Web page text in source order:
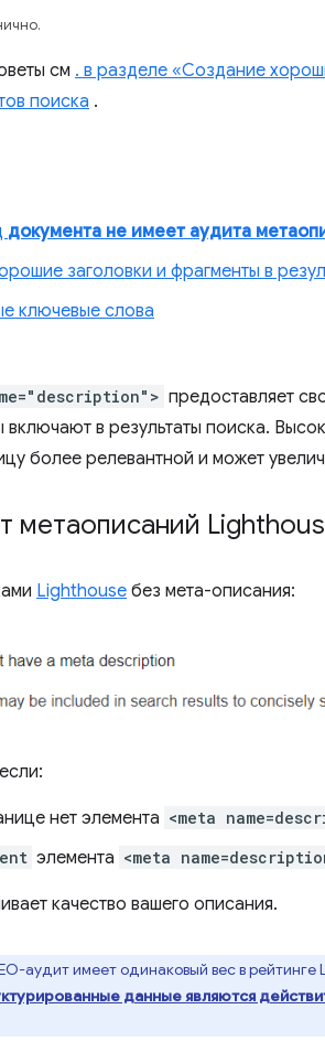
см . в разделе «Создание
поиска .
документа не имеет аудита
заголовки и фрагменты в
ключевые слова
предоставляет
в результаты поиска.
более релевантной и может
метаописаний
Lighthouse без мета-описания:
нет элемента <meta
элемента <meta
качество вашего описания.
аудит имеет одинаковый вес в
данные являются